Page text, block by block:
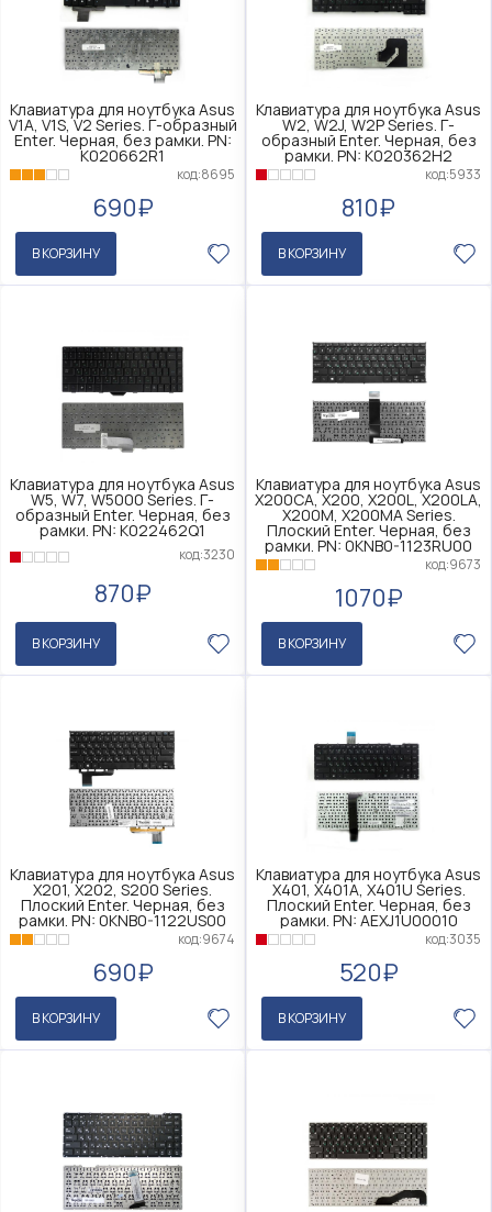
Клавиатура для ноутбука Asus
V1A, V1S, V2 Series. Г-образный
Enter. Черная, без рамки. PN:
K020662R1
код:8695
690₽
В КОРЗИНУ
Клавиатура для ноутбука Asus
W2, W2J, W2P Series. Г-
образный Enter. Черная, без
рамки. PN: K020362H2
код:5933
810₽
В КОРЗИНУ
Клавиатура для ноутбука Asus
W5, W7, W5000 Series. Г-
образный Enter. Черная, без
рамки. PN: K022462Q1
код:3230
870₽
В КОРЗИНУ
Клавиатура для ноутбука Asus
X200CA, X200, X200L, X200LA,
X200M, X200MA Series.
Плоский Enter. Черная, без
рамки. PN: 0KNB0-1123RU00
код:9673
1070₽
В КОРЗИНУ
Клавиатура для ноутбука Asus
X201, X202, S200 Series.
Плоский Enter. Черная, без
рамки. PN: 0KNB0-1122US00
код:9674
690₽
В КОРЗИНУ
Клавиатура для ноутбука Asus
X401, X401A, X401U Series.
Плоский Enter. Черная, без
рамки. PN: AEXJ1U00010
код:3035
520₽
В КОРЗИНУ